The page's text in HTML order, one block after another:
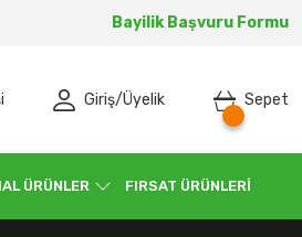
Bayilik Başvuru Formu
Giriş/Üyelik Sepet
ÜRÜNLER FIRSAT ÜRÜNLERİ